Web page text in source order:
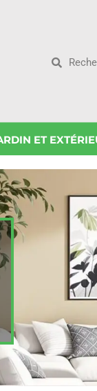
ET